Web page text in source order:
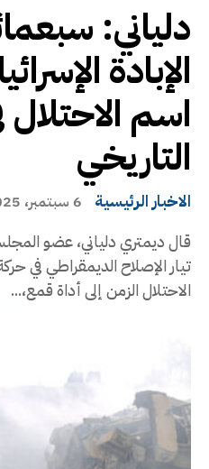
دلياني:
الإبادة
اسم
التاريخي
الاخبار الرئيسية 6 سبتمبر، 2025
قال ديمتري دلياني، عضو
تيار الإصلاح الديمقراطي في
الاحتلال الزمن إلى أداة قمع،...